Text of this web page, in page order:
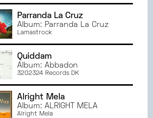
Parranda La Cruz
Album: Parranda La Cruz
Lamastrock
Quiddam
Album: Abbadon
3202324 Records DK
Alright Mela
Album: ALRIGHT MELA
Alright Mela